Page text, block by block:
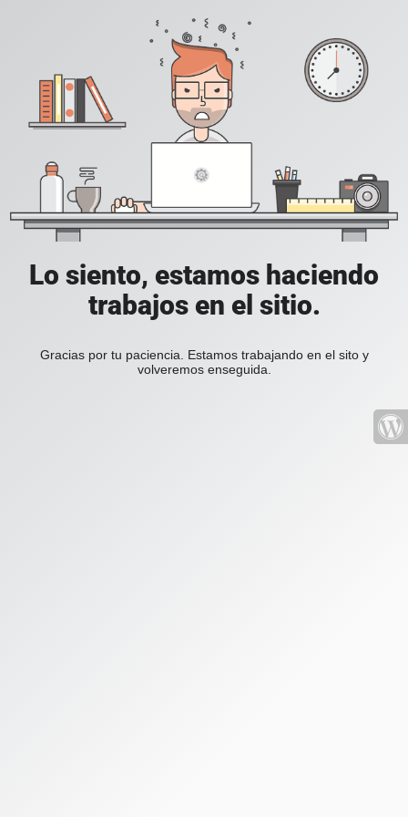
Lo siento, estamos haciendo
trabajos en el sitio.
Gracias por tu paciencia. Estamos trabajando en el sito y
volveremos enseguida.